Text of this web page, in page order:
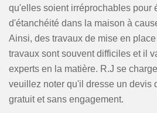
qu'elles soient irréprochables pour
d'étanchéité dans la maison à
Ainsi, des travaux de mise en
travaux sont souvent difficiles et il
experts en la matière. R.J se
veuillez noter qu'il dresse un devis
gratuit et sans engagement.